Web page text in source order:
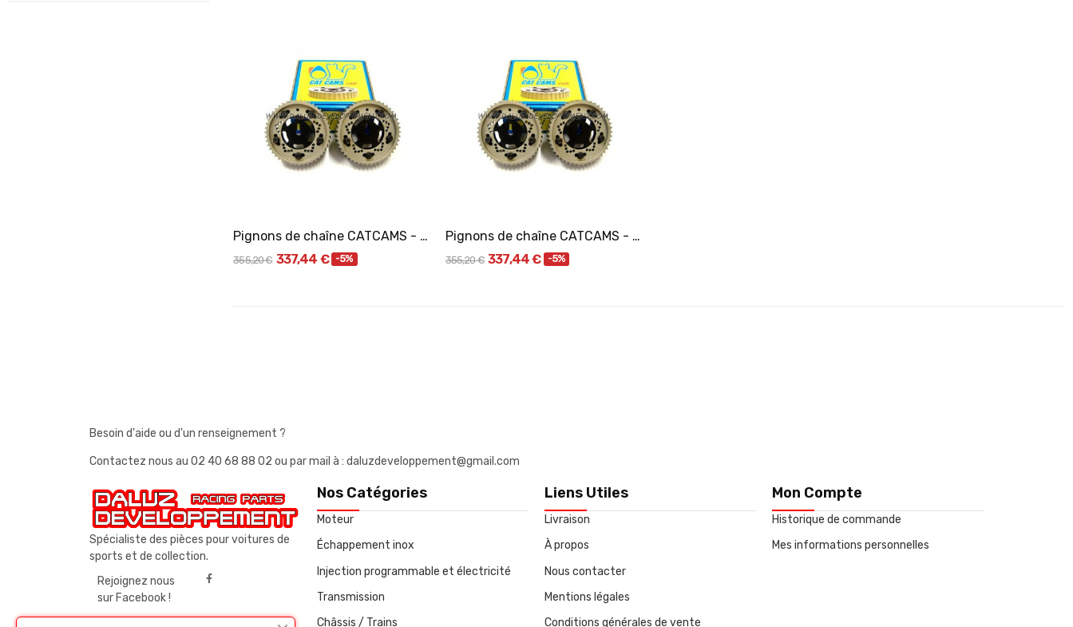
Pignons de chaîne CATCAMS - MERCEDES 120
355,20 € 337,44 € -5%
Pignons de chaîne CATCAMS - MERCEDES 116
355,20 € 337,44 € -5%
Besoin d'aide ou d'un renseignement ?
Contactez nous au 02 40 68 88 02 ou par mail à : daluzdeveloppement@gmail.com
Spécialiste des pièces pour voitures de
sports et de collection.
Rejoignez nous
sur Facebook !
Nos Catégories
Moteur
Échappement inox
Injection programmable et électricité
Transmission
Châssis / Trains
Liens Utiles
Livraison
À propos
Nous contacter
Mentions légales
Conditions générales de vente
Mon Compte
Historique de commande
Mes informations personnelles